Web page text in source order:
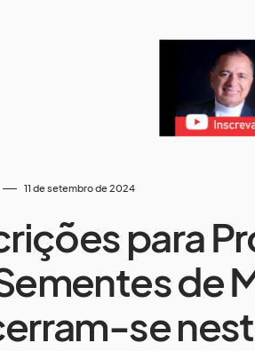
11 de setembro de 2024
para
de
se